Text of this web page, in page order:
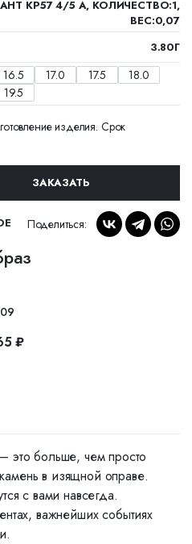
КР57 4/5 А, КОЛИЧЕСТВО:1,
ВЕС:0,07
3.80Г
16.5 17.0 17.5
18.0
19.5
изделия. Срок
ЗАКАЗАТЬ
Поделиться:
₽
это больше, чем просто
в изящной оправе.
с вами навсегда.
важнейших событиях